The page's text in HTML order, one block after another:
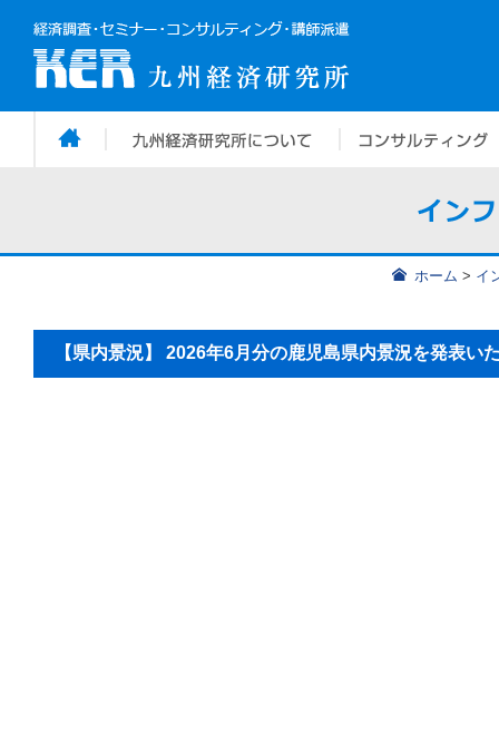
ホーム > イ
【県内景況】 2026年6月分の鹿児島県内景況を発表い